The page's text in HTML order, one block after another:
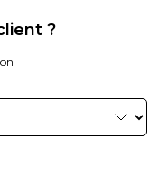
?